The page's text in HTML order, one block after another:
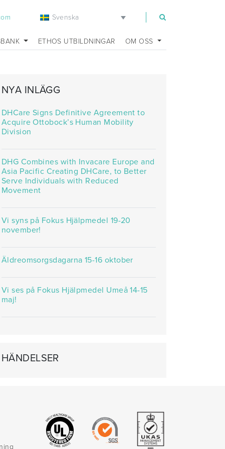
Svenska
ETHOS UTBILDNINGAR OM OSS
NYA INLÄGG
DHCare Signs Definitive Agreement to
Acquire Ottobock’s Human Mobility
Division
DHG Combines with Invacare Europe and
Asia Pacific Creating DHCare, to Better
Serve Individuals with Reduced
Movement
Vi syns på Fokus Hjälpmedel 19-20
november!
Äldreomsorgsdagarna 15-16 oktober
Vi ses på Fokus Hjälpmedel Umeå 14-15
maj!
HÄNDELSER